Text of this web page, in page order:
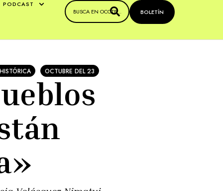
PODCAST
BOLETÍN
OCTUBRE DEL 23